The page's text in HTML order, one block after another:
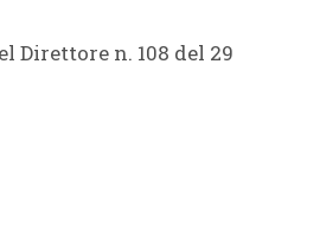
Direttore n. 108 del 29